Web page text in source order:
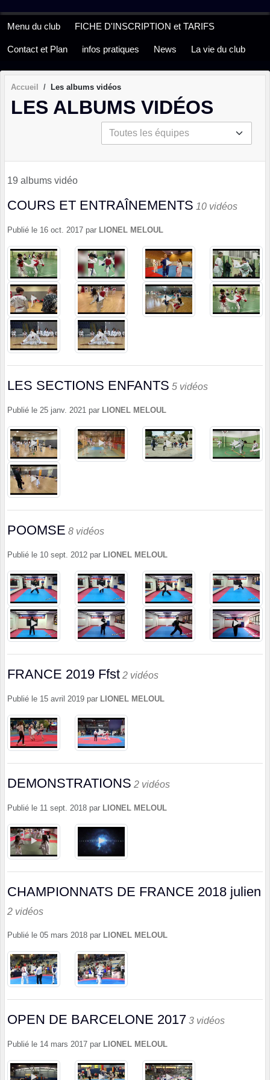
Menu du club FICHE D'INSCRIPTION et TARIFS
Contact et Plan infos pratiques News La vie du club
Accueil Les albums vidéos
LES ALBUMS VIDÉOS
19 albums vidéo
COURS ET ENTRAÎNEMENTS 10 vidéos
Publié le 16 oct. 2017 par LIONEL MELOUL
LES SECTIONS ENFANTS 5 vidéos
Publié le 25 janv. 2021 par LIONEL MELOUL
POOMSE 8 vidéos
Publié le 10 sept. 2012 par LIONEL MELOUL
FRANCE 2019 Ffst 2 vidéos
Publié le 15 avril 2019 par LIONEL MELOUL
DEMONSTRATIONS 2 vidéos
Publié le 11 sept. 2018 par LIONEL MELOUL
CHAMPIONNATS DE FRANCE 2018 julien
2 vidéos
Publié le 05 mars 2018 par LIONEL MELOUL
OPEN DE BARCELONE 2017 3 vidéos
Publié le 14 mars 2017 par LIONEL MELOUL